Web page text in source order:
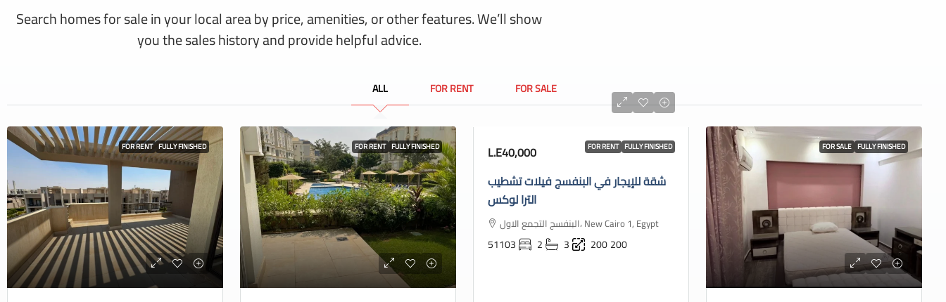
Search homes for sale in your local area by price, amenities, or other features. We’ll show
you the sales history and provide helpful advice.
ALL FOR RENT FOR SALE
FOR RENT FULLY FINISHED FOR RENT FULLY FINISHED FOR RENT FULLY FINISHED
L.E40,000
شقة للإيجار في البنفسج فيلات تشطيب
الترا لوكس
البنفسج التجمع الاول، New Cairo 1, Egypt
51103 2 3 200200
FOR SALE FULLY FINISHED